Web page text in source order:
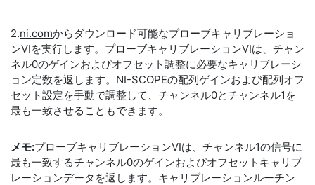
2.ni.comからダウンロード可能なプローブキャリブレーショ
ンVIを実行します。プローブキャリブレーションVIは、チャン
ネル0のゲインおよびオフセット調整に必要なキャリブレーシ
ョン定数を返します。NI-SCOPEの配列ゲインおよび配列オフ
セット設定を手動で調整して、チャンネル0とチャンネル1を
最も一致させることもできます。
メモ:プローブキャリブレーションVIは、チャンネル1の信号に
最も一致するチャンネル0のゲインおよびオフセットキャリブ
レーションデータを返します。キャリブレーションルーチン